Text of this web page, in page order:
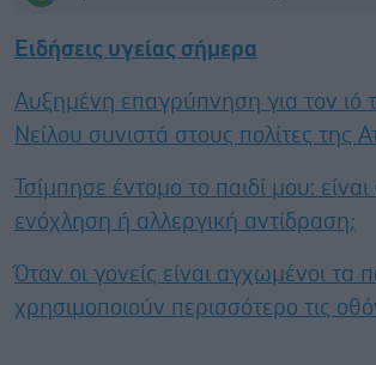
Ειδήσεις υγείας σήμερα
Αυξημένη επαγρύπνηση για τον ιό
Νείλου συνιστά στους πολίτες της
Τσίμπησε έντομο το παιδί μου:
ενόχληση ή αλλεργική αντίδραση;
Όταν οι γονείς είναι αγχωμένοι τα
χρησιμοποιούν περισσότερο τις